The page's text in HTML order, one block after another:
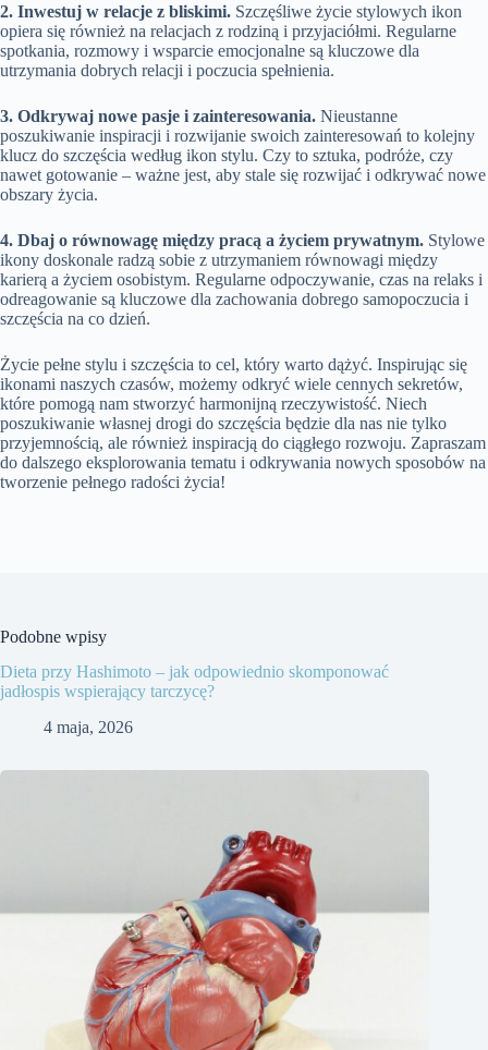
2. Inwestuj w relacje z bliskimi. Szczęśliwe życie stylowych ikon
opiera się również na relacjach z rodziną i przyjaciółmi. Regularne
spotkania, rozmowy i wsparcie emocjonalne są kluczowe dla
utrzymania dobrych relacji i poczucia spełnienia.
3. Odkrywaj nowe pasje i zainteresowania. Nieustanne
poszukiwanie inspiracji i rozwijanie swoich zainteresowań to kolejny
klucz do szczęścia według ikon stylu. Czy to sztuka, podróże, czy
nawet gotowanie – ważne jest, aby stale się rozwijać i odkrywać nowe
obszary życia.
4. Dbaj o równowagę między pracą a życiem prywatnym. Stylowe
ikony doskonale radzą sobie z utrzymaniem równowagi między
karierą a życiem osobistym. Regularne odpoczywanie, czas na relaks i
odreagowanie są kluczowe dla zachowania dobrego samopoczucia i
szczęścia na co dzień.
Życie pełne stylu i szczęścia to cel, który warto dążyć. Inspirując się
ikonami naszych czasów, możemy odkryć wiele cennych sekretów,
które pomogą nam stworzyć harmonijną rzeczywistość. Niech
poszukiwanie własnej drogi do szczęścia będzie dla nas nie tylko
przyjemnością, ale również inspiracją do ciągłego rozwoju. Zapraszam
do dalszego eksplorowania tematu i odkrywania nowych sposobów na
tworzenie pełnego radości życia!
Podobne wpisy
Dieta przy Hashimoto – jak odpowiednio skomponować
jadłospis wspierający tarczycę?
4 maja, 2026